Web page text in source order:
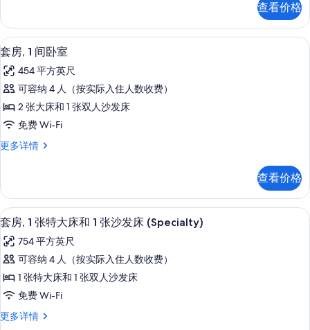
碍
(With
Shower)
的
所
有
照
片
Shower)
更
多
信
息
障
碍
(With
Shower)
的
所
有
照
卧
室,
无
碍
(With
Shower)
更
多
息
查看价格
显
示
套
房,
1
间
卧
的
所
有
照
片
客房内保险箱、办公桌、熨斗/熨衣板
7
套房, 1 间卧室
454 平方英尺
可容纳 4 人（按实际入住人数收费）
2 张大床和 1 张双人沙发床
免费 Wi-Fi
更多详情
套
卧
室
更
信
息
查看价格
显
示
套
房,
1
张
特
套房, 1 张特大床和 1 张沙发床
8
套房, 1 张特大床和 1 张沙发床 (Specialty)
754 平方英尺
可容纳 4 人（按实际入住人数收费）
1 张特大床和 1 张双人沙发床
免费 Wi-Fi
更多详情
套